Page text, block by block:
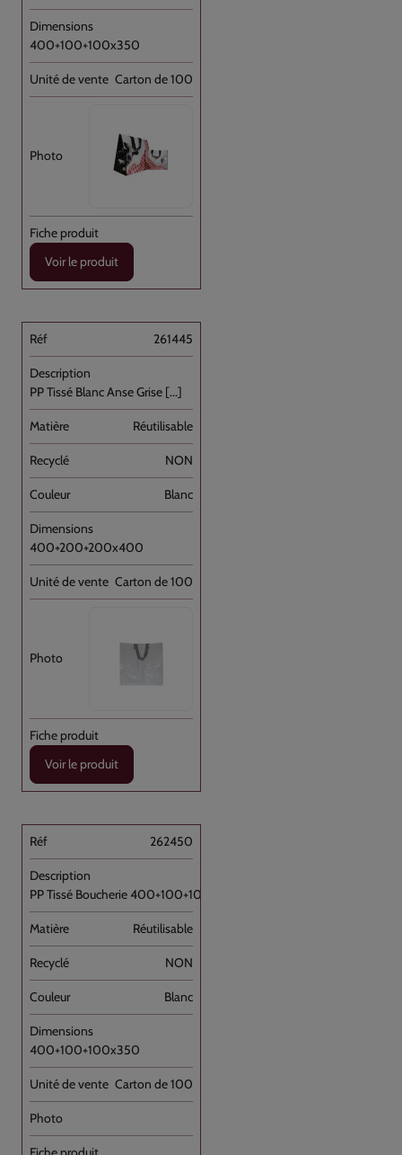
400+100+100x350
Carton de 100
Voir le produit
261445
PP Tissé Blanc Anse Grise [...]
Réutilisable
NON
Blanc
400+200+200x400
Carton de 100
Voir le produit
262450
PP Tissé Boucherie 400+100+100x350 //100
Réutilisable
NON
Blanc
400+100+100x350
Carton de 100